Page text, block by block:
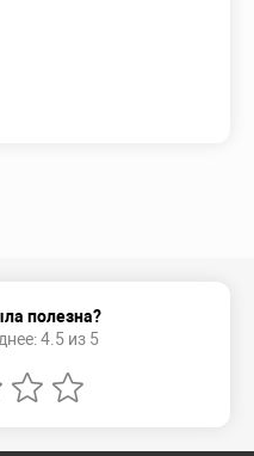
полезна?
4.5 из 5